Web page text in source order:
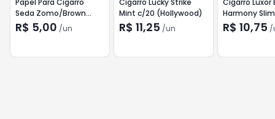
Papel Para Cigarro
Seda Zomo/Brown
c/32
R$ 5,00 /un
Cigarro Lucky Strike
Mint c/20 (Hollywood)
R$ 11,25 /un
Cigarro Luxor
Harmony
c/20
R$ 10,75 /